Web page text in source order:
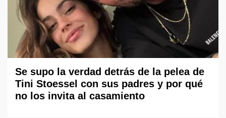
Se supo la verdad detrás de la pelea de
Tini Stoessel con sus padres y por qué
no los invita al casamiento